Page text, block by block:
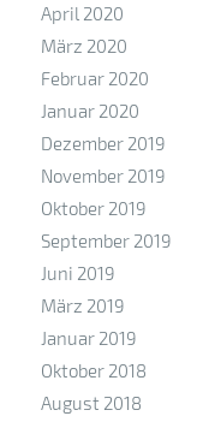
April 2020
März 2020
Februar 2020
Januar 2020
Dezember 2019
November 2019
Oktober 2019
September 2019
Juni 2019
März 2019
Januar 2019
Oktober 2018
August 2018